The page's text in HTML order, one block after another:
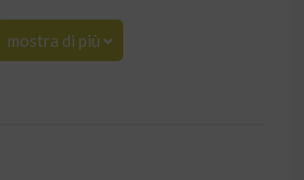
mostra di più